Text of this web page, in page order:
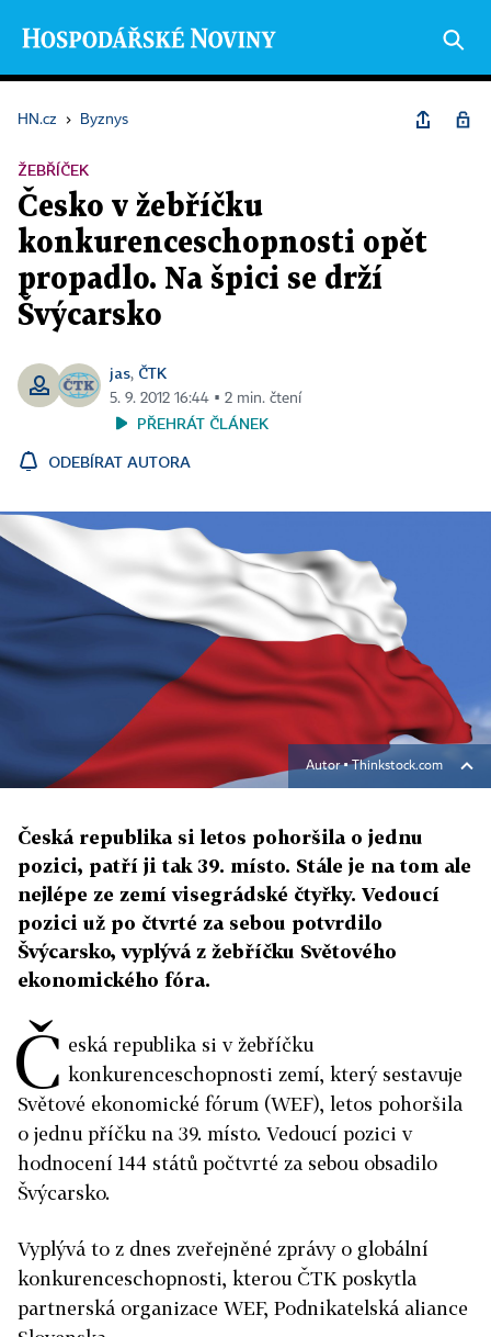
HN.cz › Byznys
ŽEBŘÍČEK
Česko v žebříčku
konkurenceschopnosti opět
propadlo. Na špici se drží
Švýcarsko
jas, ČTK
5. 9. 2012 16:44 ▪ 2 min. čtení
PŘEHRÁT ČLÁNEK
ODEBÍRAT AUTORA
Autor ▪Thinkstock.com
Česká republika si letos pohoršila o jednu
pozici, patří ji tak 39. místo. Stále je na tom ale
nejlépe ze zemí visegrádské čtyřky. Vedoucí
pozici už po čtvrté za sebou potvrdilo
Švýcarsko, vyplývá z žebříčku Světového
ekonomického fóra.
Č eská republika si v žebříčku
konkurenceschopnosti zemí, který sestavuje
Světové ekonomické fórum (WEF), letos pohoršila
o jednu příčku na 39. místo. Vedoucí pozici v
hodnocení 144 států počtvrté za sebou obsadilo
Švýcarsko.
Vyplývá to z dnes zveřejněné zprávy o globální
konkurenceschopnosti, kterou ČTK poskytla
partnerská organizace WEF, Podnikatelská aliance